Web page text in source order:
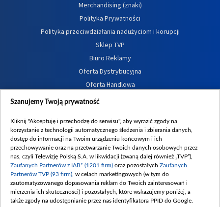
Merchandising (znaki)
Polityka Prywatności
Polityka przeciwdziałania nadużyciom i korupcji
Sklep TVP
Biuro Reklamy
Oferta Dystrybucyjna
Oferta Handlowa
Dostępność
Procedura zgłoszeń wewnętrznych
Szanujemy Twoją prywatność
Kliknij "Akceptuję i przechodzę do serwisu", aby wyrazić zgody na
korzystanie z technologii automatycznego śledzenia i zbierania danych,
dostęp do informacji na Twoim urządzeniu końcowym i ich
przechowywanie oraz na przetwarzanie Twoich danych osobowych przez
nas, czyli Telewizję Polską S.A. w likwidacji (zwaną dalej również „TVP”),
Zaufanych Partnerów z IAB* (1201 firm) oraz pozostałych Zaufanych
Partnerów TVP (93 firm) , w celach marketingowych (w tym do
zautomatyzowanego dopasowania reklam do Twoich zainteresowań i
mierzenia ich skuteczności) i pozostałych, które wskazujemy poniżej, a
także zgody na udostępnianie przez nas identyfikatora PPID do Google.